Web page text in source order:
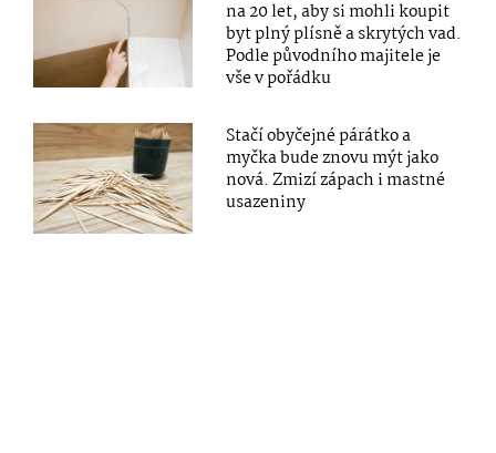
na 20 let, aby si mohli koupit
byt plný plísně a skrytých vad.
Podle původního majitele je
vše v pořádku
Stačí obyčejné párátko a
myčka bude znovu mýt jako
nová. Zmizí zápach i mastné
usazeniny